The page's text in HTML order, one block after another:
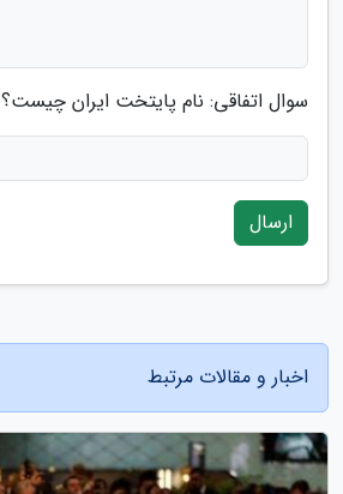
سوال اتفاقی: نام پایتخت ایران چیست؟
ارسال
اخبار و مقالات مرتبط